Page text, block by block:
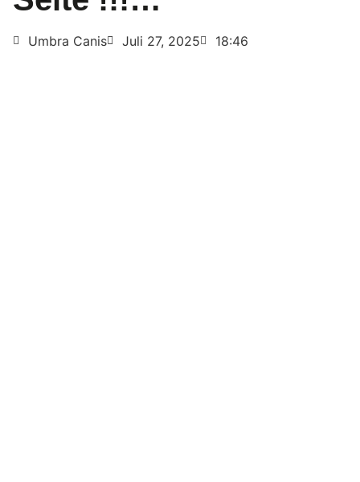
Umbra Canis Juli 27, 2025 18:46